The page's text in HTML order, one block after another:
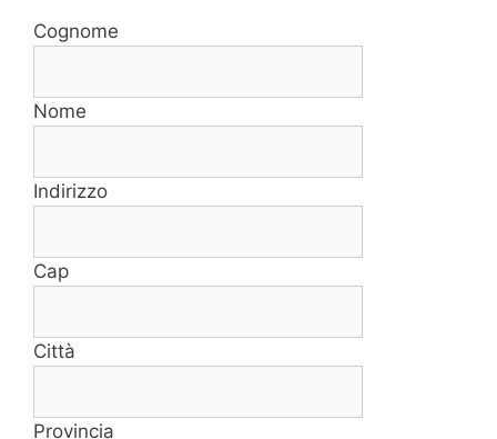
Cognome
Nome
Indirizzo
Cap
Città
Provincia